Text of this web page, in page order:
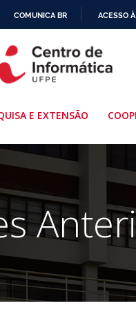
PARA
O
COMUNICA BR ACESSO
E EXTENSÃO